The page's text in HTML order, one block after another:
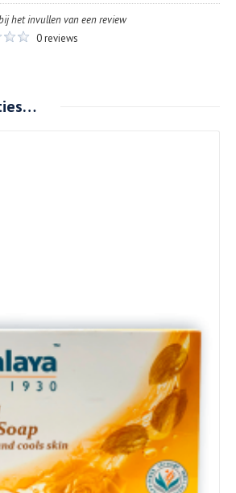
het invullen van een review
0 reviews